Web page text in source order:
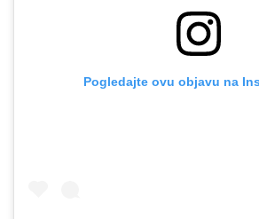
Pogledajte ovu objavu na